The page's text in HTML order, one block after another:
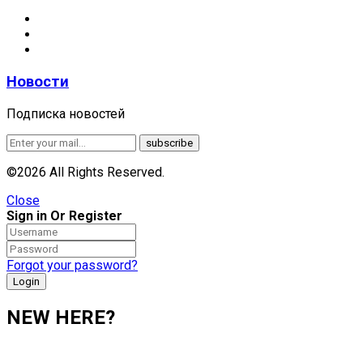
Новости
Подписка новостей
©2026 All Rights Reserved.
Close
Sign in Or Register
Forgot your password?
NEW HERE?